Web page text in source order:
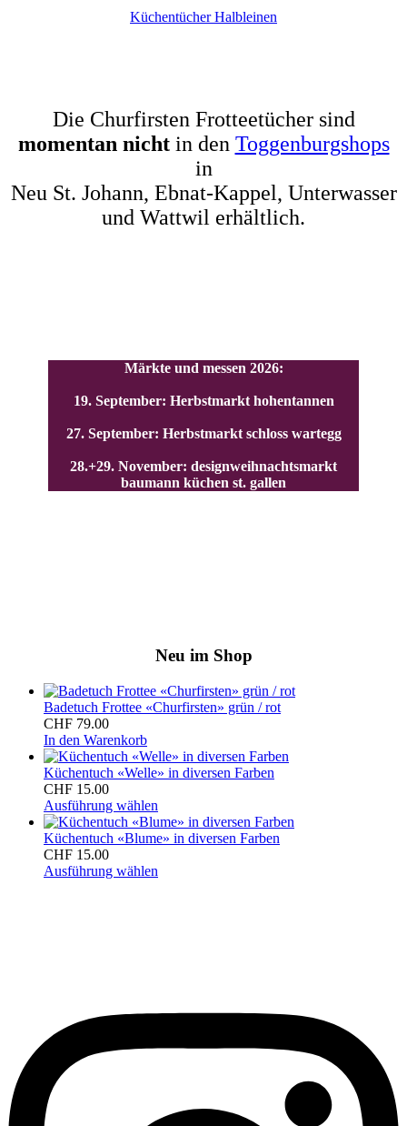
Küchentücher Halbleinen
Die Churfirsten Frotteetücher sind
momentan nichtin den Toggenburgshops
in
Neu St. Johann, Ebnat-Kappel, Unterwasser
und Wattwil erhältlich.
Märkte und messen 2026:
19. September: Herbstmarkt hohentannen
27. September: Herbstmarkt schloss wartegg
28.+29. November: designweihnachtsmarkt
baumann küchen st. gallen
Neu im Shop
Badetuch Frottee «Churfirsten» grün / rot
CHF 79.00
In den Warenkorb
Küchentuch «Welle» in diversen Farben
CHF 15.00
Ausführung wählen
Küchentuch «Blume» in diversen Farben
CHF 15.00
Ausführung wählen